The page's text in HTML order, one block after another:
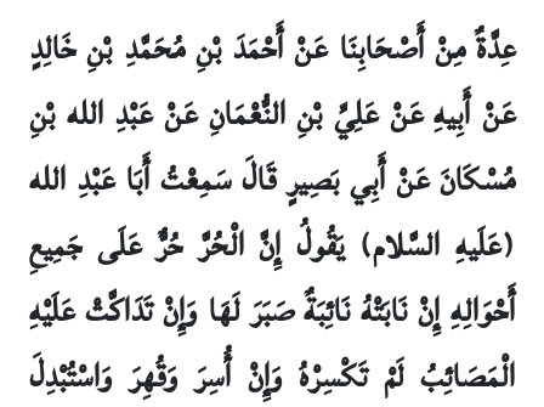
عِدَّةٌ مِنْ أَصْحَابِنَا عَنْ أَحْمَدَ بْنِ مُحَمَّدِ بْنِ خَالِدٍ
عَنْ أَبِيهِ عَنْ عَلِيِّ بْنِ النُّعْمَانِ عَنْ عَبْدِ الله بْنِ
مُسْكَانَ عَنْ أَبِي بَصِيرٍ قَالَ سَمِعْتُ أَبَا عَبْدِ الله
(عَلَيهِ السَّلام) يَقُولُ إِنَّ الْحُرَّ حُرٌّ عَلَى جَمِيعِ
أَحْوَالِهِ إِنْ نَابَتْهُ نَائِبَةٌ صَبَرَ لَهَا وَإِنْ تَدَاكَّتْ عَلَيْهِ
الْمَصَائِبُ لَمْ تَكْسِرْهُ وَإِنْ أُسِرَ وَقُهِرَ وَاسْتُبْدِلَ